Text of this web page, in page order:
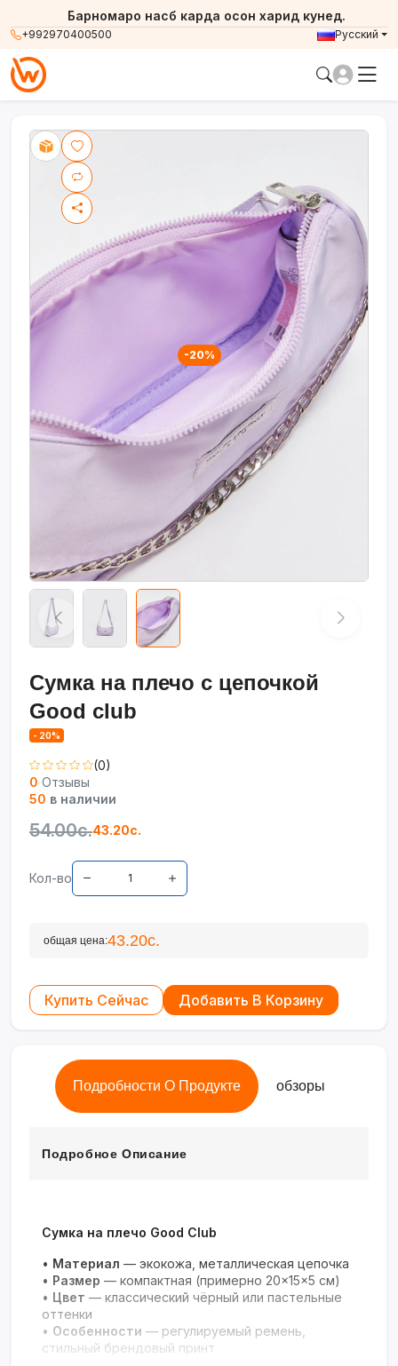
+992970400500
Барномаро насб карда осон харид кунед.
Русский
-20%
Сумка на плечо с цепочкой
Good club
- 20%
(0)
0 Отзывы
50 в наличии
54.00с.43.20с.
Кол-во
общая цена:43.20с.
Купить Сейчас Добавить В Корзину
Подробности О Продукте обзоры
Подробное Описание
Сумка на плечо Good Club
• Материал — экокожа, металлическая цепочка
• Размер — компактная (примерно 20×15×5 см)
• Цвет — классический чёрный или пастельные
оттенки
• Особенности — регулируемый ремень,
стильный брендовый принт